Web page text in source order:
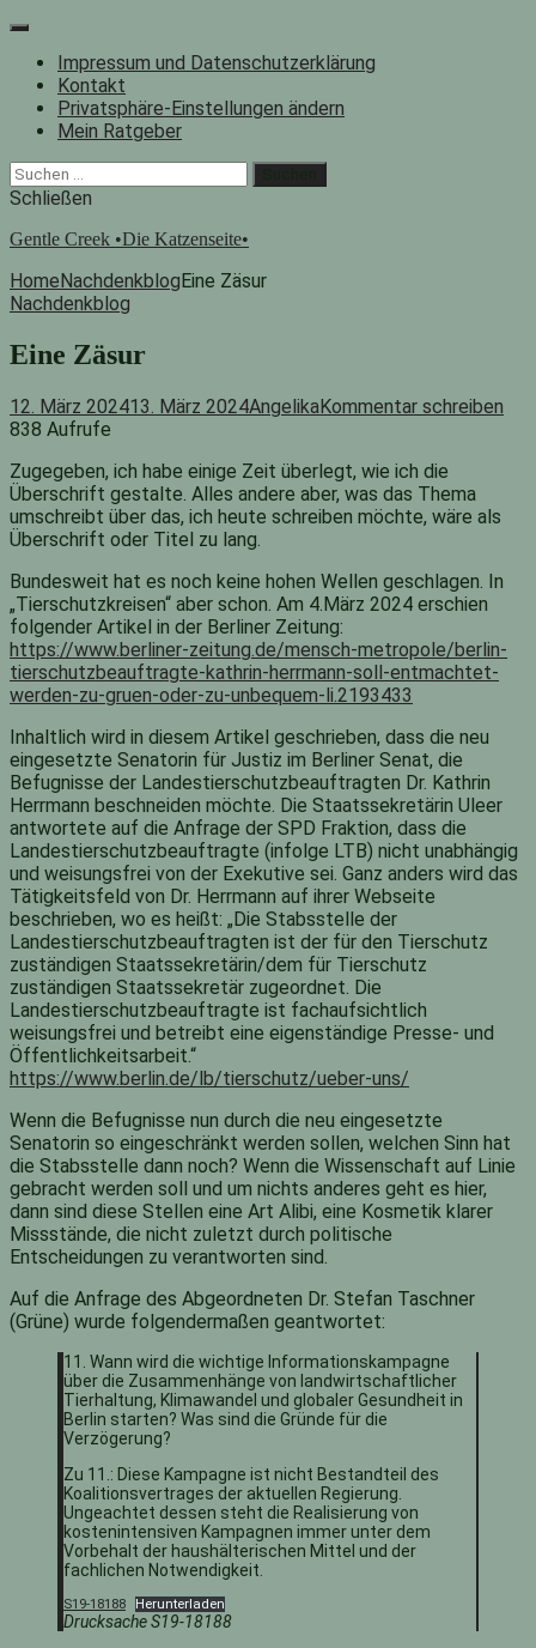
Zum
springenImpressum und Datenschutzerklärung
Kontakt
Privatsphäre-Einstellungen ändern
Mein Ratgeber
Facebook
Instagram
"Suche"-
Button
Suchen
nach:
Schließen
Gentle Creek •Die Katzenseite•
HomeNachdenkblogEine Zäsur
Nachdenkblog
Eine Zäsur
12. März 202413. März 2024AngelikaKommentar schreiben
838 Aufrufe
Zugegeben, ich habe einige Zeit überlegt, wie ich die
Überschrift gestalte. Alles andere aber, was das Thema
umschreibt über das, ich heute schreiben möchte, wäre als
Überschrift oder Titel zu lang.
Bundesweit hat es noch keine hohen Wellen geschlagen. In
„Tierschutzkreisen“ aber schon. Am 4.März 2024 erschien
folgender Artikel in der Berliner Zeitung:
https://www.berliner-zeitung.de/mensch-metropole/berlin-
tierschutzbeauftragte-kathrin-herrmann-soll-entmachtet-
werden-zu-gruen-oder-zu-unbequem-li.2193433
Inhaltlich wird in diesem Artikel geschrieben, dass die neu
eingesetzte Senatorin für Justiz im Berliner Senat, die
Befugnisse der Landestierschutzbeauftragten Dr. Kathrin
Herrmann beschneiden möchte. Die Staatssekretärin Uleer
antwortete auf die Anfrage der SPD Fraktion, dass die
Landestierschutzbeauftragte (infolge LTB) nicht unabhängig
und weisungsfrei von der Exekutive sei. Ganz anders wird das
Tätigkeitsfeld von Dr. Herrmann auf ihrer Webseite
beschrieben, wo es heißt: „Die Stabsstelle der
Landestierschutzbeauftragten ist der für den Tierschutz
zuständigen Staatssekretärin/dem für Tierschutz
zuständigen Staatssekretär zugeordnet. Die
Landestierschutzbeauftragte ist fachaufsichtlich
weisungsfrei und betreibt eine eigenständige Presse- und
Öffentlichkeitsarbeit.“
https://www.berlin.de/lb/tierschutz/ueber-uns/
Wenn die Befugnisse nun durch die neu eingesetzte
Senatorin so eingeschränkt werden sollen, welchen Sinn hat
die Stabsstelle dann noch? Wenn die Wissenschaft auf Linie
gebracht werden soll und um nichts anderes geht es hier,
dann sind diese Stellen eine Art Alibi, eine Kosmetik klarer
Missstände, die nicht zuletzt durch politische
Entscheidungen zu verantworten sind.
Auf die Anfrage des Abgeordneten Dr. Stefan Taschner
(Grüne) wurde folgendermaßen geantwortet:
11. Wann wird die wichtige Informationskampagne
über die Zusammenhänge von landwirtschaftlicher
Tierhaltung, Klimawandel und globaler Gesundheit in
Berlin starten? Was sind die Gründe für die
Verzögerung?
Zu 11.: Diese Kampagne ist nicht Bestandteil des
Koalitionsvertrages der aktuellen Regierung.
Ungeachtet dessen steht die Realisierung von
kostenintensiven Kampagnen immer unter dem
Vorbehalt der haushälterischen Mittel und der
fachlichen Notwendigkeit.
S19-18188 Herunterladen
Drucksache S19-18188